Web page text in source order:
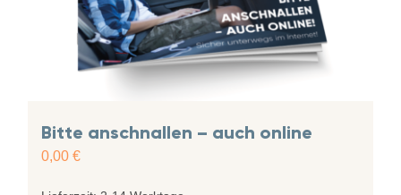
Bitte anschnallen – auch online
0,00 €